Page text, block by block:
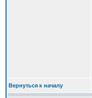
Вернуться к началу